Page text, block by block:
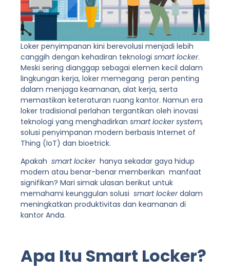
Loker penyimpanan kini berevolusi menjadi lebih
canggih dengan kehadiran teknologismart locker.
Meski sering dianggap sebagai elemen kecil dalam
lingkungan kerja, loker memegang peran penting
dalam menjaga keamanan, alat kerja, serta
memastikan keteraturan ruang kantor. Namun era
loker tradisional perlahan tergantikan oleh inovasi
teknologi yang menghadirkansmart locker system,
solusi penyimpanan modern berbasis Internet of
Thing (IoT) dan bioetrick.
Apakahsmart lockerhanya sekadar gaya hidup
modern atau benar-benar memberikan manfaat
signifikan? Mari simak ulasan berikut untuk
memahami keunggulan solusismart lockerdalam
meningkatkan produktivitas dan keamanan di
kantor Anda.
Apa Itu Smart Locker?